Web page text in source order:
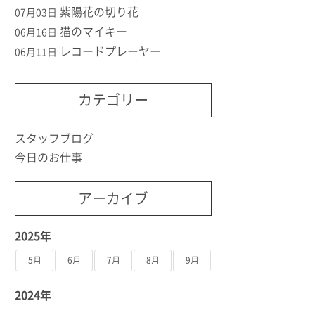
07月03日 紫陽花の切り花
06月16日 猫のマイキー
06月11日 レコードプレーヤー
カテゴリー
スタッフブログ
今日のお仕事
アーカイブ
2025年
5月 6月 7月 8月 9月
2024年